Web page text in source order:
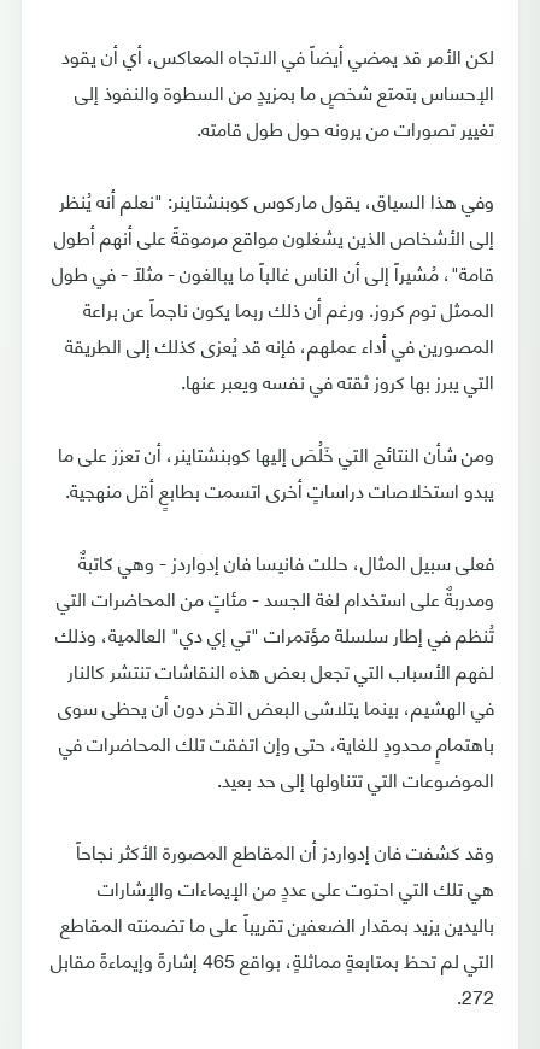
لكن الأمر قد يمضي أيضاً في الاتجاه المعاكس، أي أن يقود
الإحساس بتمتع شخصٍ ما بمزيدٍ من السطوة والنفوذ إلى
تغيير تصورات من يرونه حول طول قامته.
وفي هذا السياق، يقول ماركوس كوبنشتاينر: "نعلم أنه يُنظر
إلى الأشخاص الذين يشغلون مواقع مرموقةً على أنهم أطول
قامة"، مُشيراً إلى أن الناس غالباً ما يبالغون - مثلاً - في طول
الممثل توم كروز. ورغم أن ذلك ربما يكون ناجماً عن براعة
المصورين في أداء عملهم، فإنه قد يُعزى كذلك إلى الطريقة
التي يبرز بها كروز ثقته في نفسه ويعبر عنها.
ومن شأن النتائج التي خَلُصَ إليها كوبنشتاينر، أن تعزز على ما
يبدو استخلاصات دراساتٍ أخرى اتسمت بطابعٍ أقل منهجية.
فعلى سبيل المثال، حللت فانيسا فان إدواردز - وهي كاتبةٌ
ومدربةٌ على استخدام لغة الجسد - مئاتٍ من المحاضرات التي
تُنظم في إطار سلسلة مؤتمرات "تي إي دي" العالمية، وذلك
لفهم الأسباب التي تجعل بعض هذه النقاشات تنتشر كالنار
في الهشيم، بينما يتلاشى البعض الآخر دون أن يحظى سوى
باهتمامٍ محدودٍ للغاية، حتى وإن اتفقت تلك المحاضرات في
الموضوعات التي تتناولها إلى حد بعيد.
وقد كشفت فان إدواردز أن المقاطع المصورة الأكثر نجاحاً
هي تلك التي احتوت على عددٍ من الإيماءات والإشارات
باليدين يزيد بمقدار الضعفين تقريباً على ما تضمنته المقاطع
التي لم تحظ بمتابعةٍ مماثلةٍ، بواقع 465 إشارةً وإيماءةً مقابل
272.